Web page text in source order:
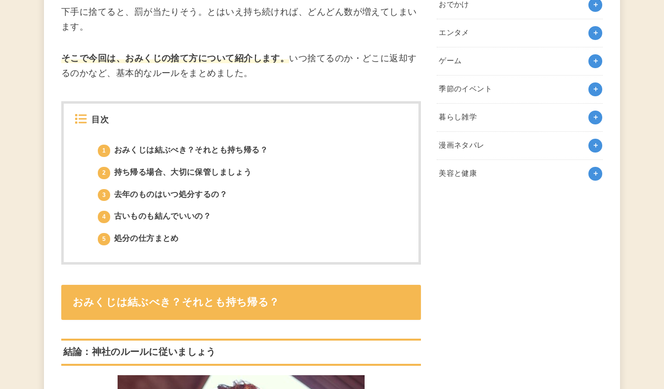
下手に捨てると、罰が当たりそう。とはいえ持ち続ければ、どんどん数が増えてしまい
ます。
そこで今回は、おみくじの捨て方について紹介します。いつ捨てるのか・どこに返却す
るのかなど、基本的なルールをまとめました。
目次
1 おみくじは結ぶべき？それとも持ち帰る？
2 持ち帰る場合、大切に保管しましょう
3 去年のものはいつ処分するの？
4 古いものも結んでいいの？
5 処分の仕方まとめ
おみくじは結ぶべき？それとも持ち帰る？
結論：神社のルールに従いましょう
おでかけ
エンタメ
ゲーム
季節のイベント
暮らし雑学
漫画ネタバレ
美容と健康